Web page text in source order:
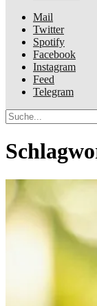
Mail
Twitter
Spotify
Facebook
Instagram
Feed
Telegram
Suche